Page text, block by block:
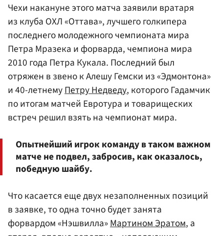
Чехи накануне этого матча заявили вратаря
из клуба ОХЛ «Оттава», лучшего голкипера
последнего молодежного чемпионата мира
Петра Мразека и форварда, чемпиона мира
2010 года Петра Кукала. Последний был
отряжен в звено к Алешу Гемски из «Эдмонтона»
и 40-летнемуПетру Недведу, которого Гадамчик
по итогам матчей Евротура и товарищеских
встреч решил взять на чемпионат мира.
Опытнейший игрок команду в таком важном
матче не подвел, забросив, как оказалось,
победную шайбу.
Что касается еще двух незаполненных позиций
в заявке, то одна точно будет занята
форвардом «Нэшвилла»Мартином Эратом, а